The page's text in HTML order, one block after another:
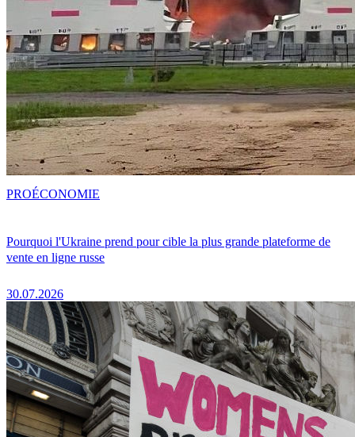
Pourquoi l'Ukraine prend pour cible la plus grande plateforme de
vente en ligne russe
30.07.2026
PROÉCONOMIE